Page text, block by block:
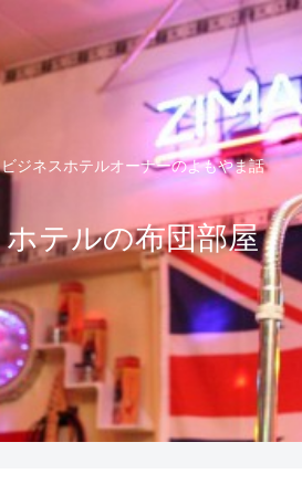
ビジネスホテルオーナーのよもやま話
ホテルの布団部屋